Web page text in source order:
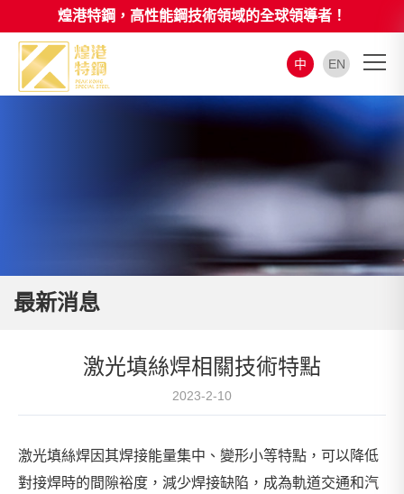
煌港特鋼，高性能鋼技術領域的全球領導者！
中 EN
最新消息
激光填絲焊相關技術特點
2023-2-10
激光填絲焊因其焊接能量集中、變形小等特點，可以降低
對接焊時的間隙裕度，減少焊接缺陷，成為軌道交通和汽